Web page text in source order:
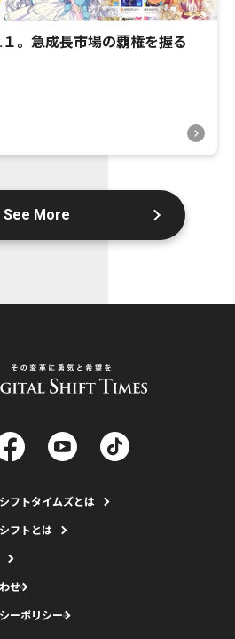
。急成長市場の覇権を握る
See More
フトタイムズとは
フトとは
せ
ーポリシー